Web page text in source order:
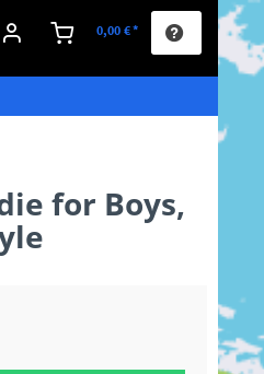
0,00 € *
for Boys,